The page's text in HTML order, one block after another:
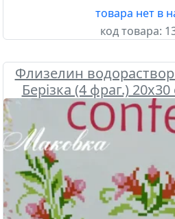
товара нет в
код товара:
Флизелин
Берізка (4 фраг.)